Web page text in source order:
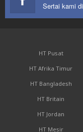
HT Pusat
HT Afrika Timur
HT Bangladesh
HT Britain
HT Jordan
HT Mesir